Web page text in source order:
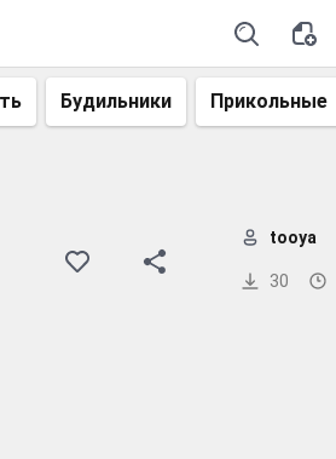
Будильники Прикольные
30
tooya